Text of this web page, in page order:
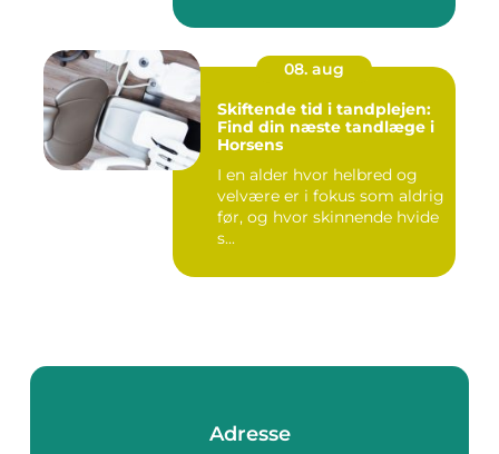
08. aug
Skiftende tid i tandplejen:
Find din næste tandlæge i
Horsens
I en alder hvor helbred og
velvære er i fokus som aldrig
før, og hvor skinnende hvide
s...
Adresse